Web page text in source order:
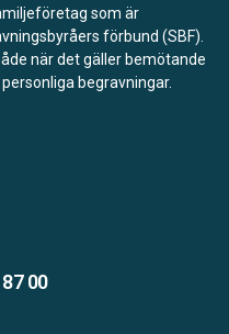
som är
förbund (SBF).
när det gäller bemötande
begravningar.
00